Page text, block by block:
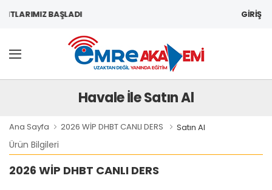
BAŞLADI GİRİŞ
Havale İle Satın Al
Ana Sayfa 2026 WİP DHBT CANLI DERS Satın Al
Ürün Bilgileri
2026 WİP DHBT CANLI DERS